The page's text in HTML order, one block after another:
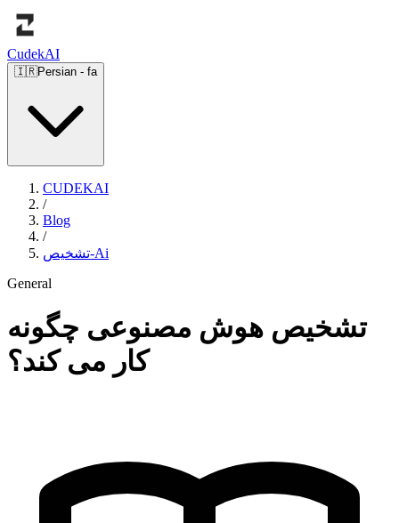
CudekAI
🇮🇷Persian - fa
CUDEKAI
/
Blog
/
تشخیص-Ai
General
تشخیص هوش مصنوعی چگونه
کار می کند؟